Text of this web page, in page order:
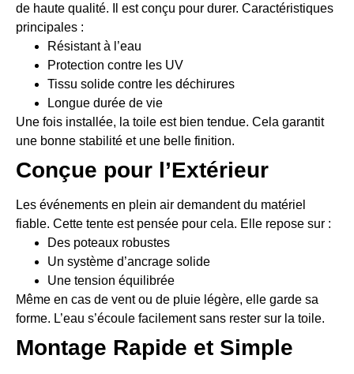
de haute qualité. Il est conçu pour durer. Caractéristiques
principales :
Résistant à l’eau
Protection contre les UV
Tissu solide contre les déchirures
Longue durée de vie
Une fois installée, la toile est bien tendue. Cela garantit
une bonne stabilité et une belle finition.
Conçue pour l’Extérieur
Les événements en plein air demandent du matériel
fiable. Cette tente est pensée pour cela. Elle repose sur :
Des poteaux robustes
Un système d’ancrage solide
Une tension équilibrée
Même en cas de vent ou de pluie légère, elle garde sa
forme. L’eau s’écoule facilement sans rester sur la toile.
Montage Rapide et Simple